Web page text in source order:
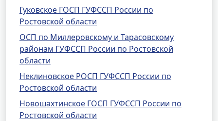
Гуковское ГОСП ГУФССП России по
Ростовской области
ОСП по Миллеровскому и Тарасовскому
районам ГУФССП России по Ростовской
области
Неклиновское РОСП ГУФССП России по
Ростовской области
Новошахтинское ГОСП ГУФССП России по
Ростовской области